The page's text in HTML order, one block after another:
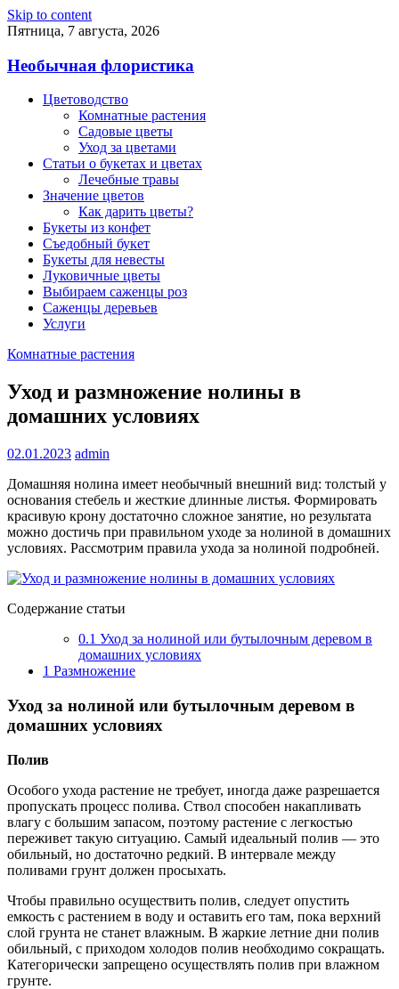
Skip to content
Пятница, 7 августа, 2026
Необычная флористика
Цветоводство
Комнатные растения
Садовые цветы
Уход за цветами
Статьи о букетах и цветах
Лечебные травы
Значение цветов
Как дарить цветы?
Букеты из конфет
Съедобный букет
Букеты для невесты
Луковичные цветы
Выбираем саженцы роз
Саженцы деревьев
Услуги
Комнатные растения
Уход и размножение нолины в
домашних условиях
02.01.2023 admin
Домашняя нолина имеет необычный внешний вид: толстый у
основания стебель и жесткие длинные листья. Формировать
красивую крону достаточно сложное занятие, но результата
можно достичь при правильном уходе за нолиной в домашних
условиях. Рассмотрим правила ухода за нолиной подробней.
Содержание статьи
0.1 Уход за нолиной или бутылочным деревом в
домашних условиях
1 Размножение
Уход за нолиной или бутылочным деревом в
домашних условиях
Полив
Особого ухода растение не требует, иногда даже разрешается
пропускать процесс полива. Ствол способен накапливать
влагу с большим запасом, поэтому растение с легкостью
переживет такую ситуацию. Самый идеальный полив — это
обильный, но достаточно редкий. В интервале между
поливами грунт должен просыхать.
Чтобы правильно осуществить полив, следует опустить
емкость с растением в воду и оставить его там, пока верхний
слой грунта не станет влажным. В жаркие летние дни полив
обильный, с приходом холодов полив необходимо сокращать.
Категорически запрещено осуществлять полив при влажном
грунте.